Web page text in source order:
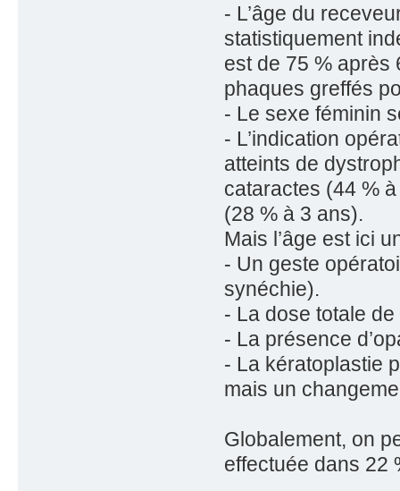
- L’âge du
statistiquement
est de 75 % après
phaques greffés
- Le sexe féminin
- L’indication
atteints de
cataractes (44 %
(28 % à 3 ans).
Mais l’âge est ici
- Un geste
synéchie).
- La dose totale
- La présence
- La kératoplastie
mais un
Globalement, on
effectuée dans 22